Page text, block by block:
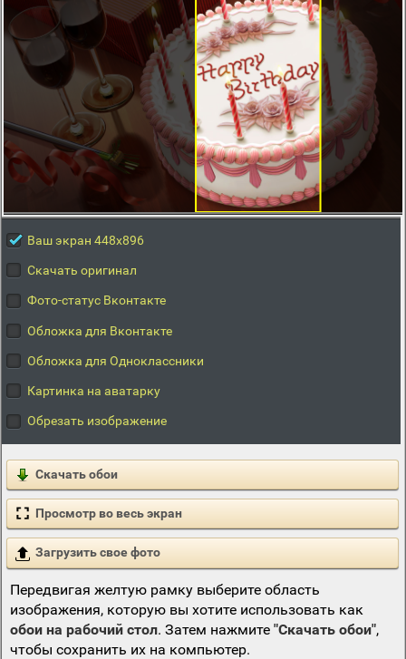
Ваш экран 448x896
Скачать оригинал
Фото-статус Вконтакте
Обложка для Вконтакте
Обложка для Одноклассники
Картинка на аватарку
Обрезать изображение
Скачать обои
Просмотр во весь экран
Загрузить свое фото
Передвигая желтую рамку выберите область
изображения, которую вы хотите использовать как
обои на рабочий стол. Затем нажмите "Скачать обои",
чтобы сохранить их на компьютер.